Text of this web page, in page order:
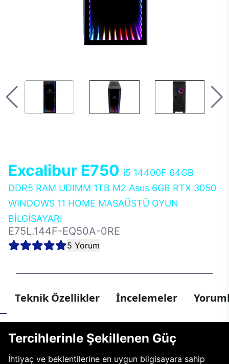
Excalibur E750 i5 14400F 64GB
DDR5 RAM UDIMM 1TB M2 Asus 6GB RTX 3050
WINDOWS 11 HOME MASAÜSTÜ OYUN
BİLGİSAYARI
E75L.144F-EQ50A-0RE
5 Yorum
Teknik Özellikler İncelemeler
Tercihlerinle Şekillenen Güç
İhtiyaç ve beklentilerine en uygun bilgisayara sahip